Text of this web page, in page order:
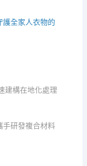
護全家人衣物的
建構在地化處理
手研發複合材料